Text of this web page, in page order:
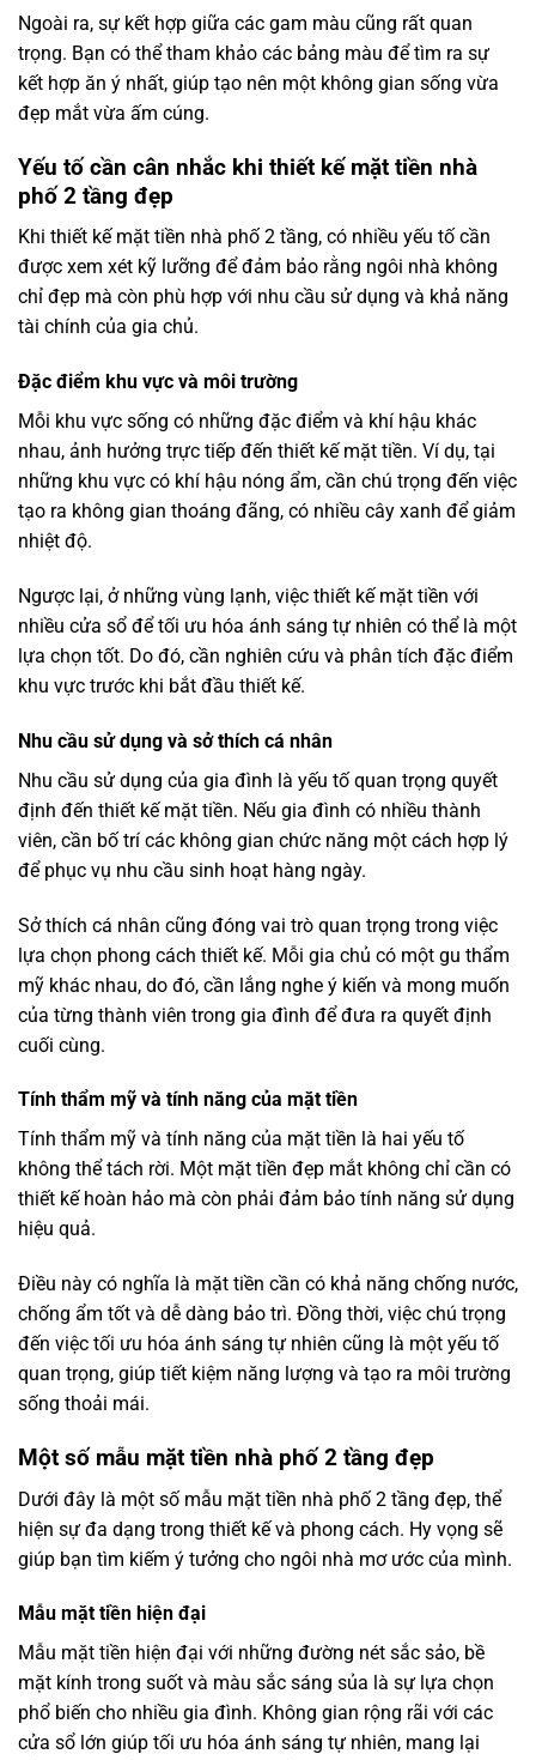
Ngoài ra, sự kết hợp giữa các gam màu cũng rất quan
trọng. Bạn có thể tham khảo các bảng màu để tìm ra sự
kết hợp ăn ý nhất, giúp tạo nên một không gian sống vừa
đẹp mắt vừa ấm cúng.
Yếu tố cần cân nhắc khi thiết kế mặt tiền nhà
phố 2 tầng đẹp
Khi thiết kế mặt tiền nhà phố 2 tầng, có nhiều yếu tố cần
được xem xét kỹ lưỡng để đảm bảo rằng ngôi nhà không
chỉ đẹp mà còn phù hợp với nhu cầu sử dụng và khả năng
tài chính của gia chủ.
Đặc điểm khu vực và môi trường
Mỗi khu vực sống có những đặc điểm và khí hậu khác
nhau, ảnh hưởng trực tiếp đến thiết kế mặt tiền. Ví dụ, tại
những khu vực có khí hậu nóng ẩm, cần chú trọng đến việc
tạo ra không gian thoáng đãng, có nhiều cây xanh để giảm
nhiệt độ.
Ngược lại, ở những vùng lạnh, việc thiết kế mặt tiền với
nhiều cửa sổ để tối ưu hóa ánh sáng tự nhiên có thể là một
lựa chọn tốt. Do đó, cần nghiên cứu và phân tích đặc điểm
khu vực trước khi bắt đầu thiết kế.
Nhu cầu sử dụng và sở thích cá nhân
Nhu cầu sử dụng của gia đình là yếu tố quan trọng quyết
định đến thiết kế mặt tiền. Nếu gia đình có nhiều thành
viên, cần bố trí các không gian chức năng một cách hợp lý
để phục vụ nhu cầu sinh hoạt hàng ngày.
Sở thích cá nhân cũng đóng vai trò quan trọng trong việc
lựa chọn phong cách thiết kế. Mỗi gia chủ có một gu thẩm
mỹ khác nhau, do đó, cần lắng nghe ý kiến và mong muốn
của từng thành viên trong gia đình để đưa ra quyết định
cuối cùng.
Tính thẩm mỹ và tính năng của mặt tiền
Tính thẩm mỹ và tính năng của mặt tiền là hai yếu tố
không thể tách rời. Một mặt tiền đẹp mắt không chỉ cần có
thiết kế hoàn hảo mà còn phải đảm bảo tính năng sử dụng
hiệu quả.
Điều này có nghĩa là mặt tiền cần có khả năng chống nước,
chống ẩm tốt và dễ dàng bảo trì. Đồng thời, việc chú trọng
đến việc tối ưu hóa ánh sáng tự nhiên cũng là một yếu tố
quan trọng, giúp tiết kiệm năng lượng và tạo ra môi trường
sống thoải mái.
Một số mẫu mặt tiền nhà phố 2 tầng đẹp
Dưới đây là một số mẫu mặt tiền nhà phố 2 tầng đẹp, thể
hiện sự đa dạng trong thiết kế và phong cách. Hy vọng sẽ
giúp bạn tìm kiếm ý tưởng cho ngôi nhà mơ ước của mình.
Mẫu mặt tiền hiện đại
Mẫu mặt tiền hiện đại với những đường nét sắc sảo, bề
mặt kính trong suốt và màu sắc sáng sủa là sự lựa chọn
phổ biến cho nhiều gia đình. Không gian rộng rãi với các
cửa sổ lớn giúp tối ưu hóa ánh sáng tự nhiên, mang lại